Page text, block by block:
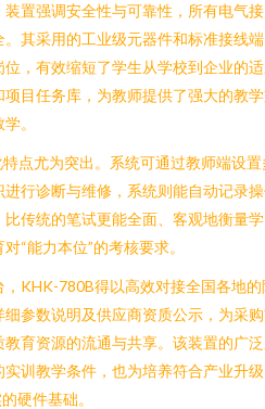
置强调安全性与可靠性，所有电气
其采用的工业级元器件和标准接线端
，有效缩短了学生从学校到企业的
目任务库，为教师提供了强大的教
。
点尤为突出。系统可通过教师端设置
行诊断与维修，系统则能自动记录
传统的笔试更能全面、客观地衡量
“能力本位”的考核要求。
KHK-780B得以高效对接全国各地的
参数说明及供应商资质公示，为采
育资源的流通与共享。该装置的广
训教学条件，也为培养符合产业升
硬件基础。